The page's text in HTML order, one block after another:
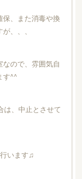
保、また消毒や換
、、、
ので、雰囲気自
す^^
は、中止とさせて
います♫